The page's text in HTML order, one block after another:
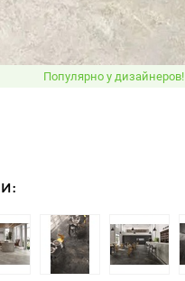
Популярно у дизайнеров!